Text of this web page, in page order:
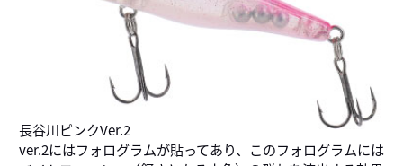
長谷川ピンクVer.2
ver.2にはフォログラムが貼ってあり、このフォログラムには